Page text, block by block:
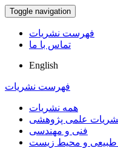
Toggle navigation
فهرست نشریات
تماس با ما
English
فهرست نشریات
همه نشریات
علمی پژوهشی
فنی و مهندسی
طبیعی و محیط زیست